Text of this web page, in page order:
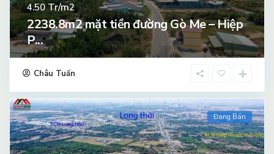
4.50Tr/m2
2238.8m2 mặt tiền đường Gò Me – Hiệp
P...
Châu Tuấn
Đang Bán